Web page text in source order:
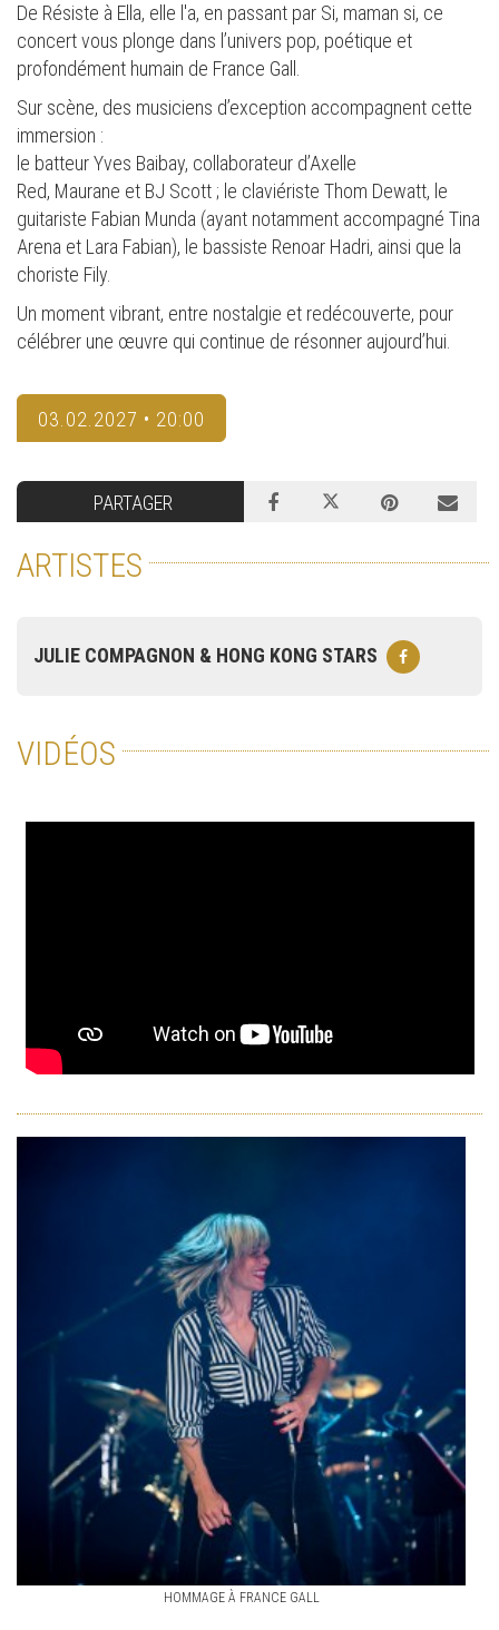
De Résiste à Ella, elle l'a, en passant par Si, maman si, ce
concert vous plonge dans l’univers pop, poétique et
profondément humain de France Gall.
Sur scène, des musiciens d’exception accompagnent cette
immersion :
le batteur Yves Baibay, collaborateur d’Axelle
Red, Maurane et BJ Scott ; le claviériste Thom Dewatt, le
guitariste Fabian Munda (ayant notamment accompagné Tina
Arena et Lara Fabian), le bassiste Renoar Hadri, ainsi que la
choriste Fily.
Un moment vibrant, entre nostalgie et redécouverte, pour
célébrer une œuvre qui continue de résonner aujourd’hui.
03.02.2027 • 20:00
PARTAGER
ARTISTES
JULIE COMPAGNON & HONG KONG STARS
VIDÉOS
HOMMAGE À FRANCE GALL